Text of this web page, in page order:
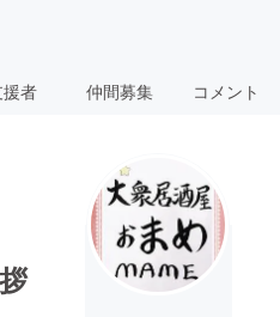
者 仲間募集 コメント